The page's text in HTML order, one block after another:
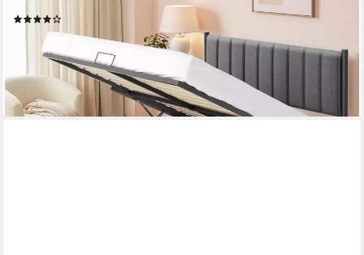
ab 219,99 € UVP 296,99 €
lieferbar - in 5-6 Werktagen bei dir